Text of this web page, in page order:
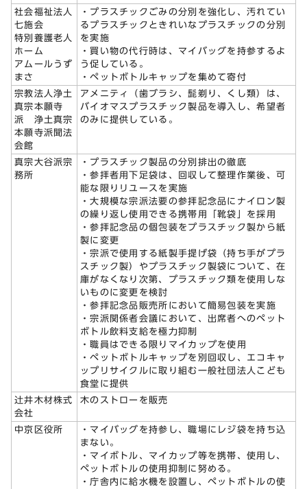
社会福祉法人
七施会
特別養護老人
ホーム
アムールうず
まさ
・プラスチックごみの分別を強化し、汚れてい
るプラスチックときれいなプラスチックの分別
を実施
・買い物の代行時は、マイバッグを持参するよ
う促している。
・ペットボトルキャップを集めて寄付
宗教法人浄土
真宗本願寺
派 浄土真宗
本願寺派聞法
会館
アメニティ（歯ブラシ、髭剃り、くし類）は、
バイオマスプラスチック製品を導入し、希望者
のみに提供している。
真宗大谷派宗
務所
・プラスチック製品の分別排出の徹底
・参拝者用下足袋は、回収して整理作業後、可
能な限りリユースを実施
・大規模な宗派法要の参拝記念品にナイロン製
の繰り返し使用できる携帯用「靴袋」を採用
・参拝記念品の個包装をプラスチック製から紙
製に変更
・宗派で使用する紙製手提げ袋（持ち手がプラ
スチック製）やプラスチック製袋について、在
庫がなくなり次第、プラスチック類を使用しな
いものに変更を検討
・参拝記念品販売所において簡易包装を実施
・宗派関係者会議において、出席者へのペット
ボトル飲料支給を極力抑制
・職員はできる限りマイカップを使用
・ペットボトルキャップを別回収し、エコキャ
ップリサイクルに取り組む一般社団法人こども
食堂に提供
辻井木材株式
会社
木のストローを販売
中京区役所
・マイバッグを持参し、職場にレジ袋を持ち込
まない。
・マイボトル、マイカップ等を携帯、使用し、
ペットボトルの使用抑制に努める。
・庁舎内に給水機を設置し、ペットボトルの使